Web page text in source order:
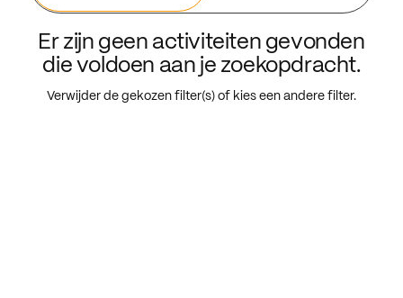
Er zijn geen activiteiten gevonden
die voldoen aan je zoekopdracht.
Verwijder de gekozen filter(s) of kies een andere filter.